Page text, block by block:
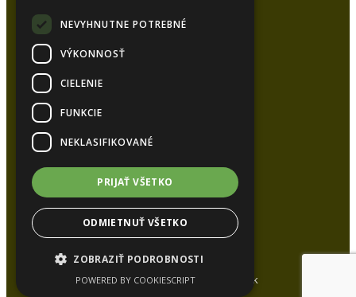
038 15 Karlová
www.pur-izolacie.sk
All rights reserved www.syncol.sk
NEVYHNUTNE POTREBNÉ
VÝKONNOSŤ
CIELENIE
FUNKCIE
NEKLASIFIKOVANÉ
PRIJAŤ VŠETKO
ODMIETNUŤ VŠETKO
ZOBRAZIŤ PODROBNOSTI
POWERED BY COOKIESCRIPT